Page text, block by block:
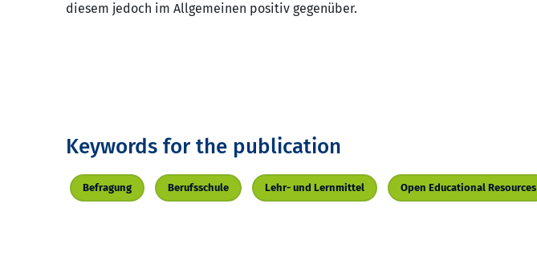
diesem jedoch im Allgemeinen positiv gegenüber.
Keywords for the publication
Befragung Berufsschule Lehr- und Lernmittel Open Educational Resources